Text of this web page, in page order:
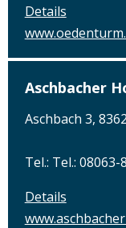
Details
Aschbacher
Aschbach 3,
Tel.: Tel.: 08063-
Details